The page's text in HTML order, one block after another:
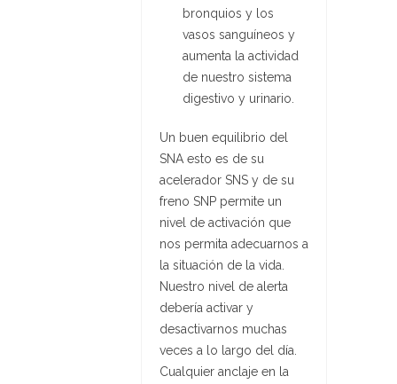
bronquios y los
vasos sanguíneos y
aumenta la actividad
de nuestro sistema
digestivo y urinario.
Un buen equilibrio del
SNA esto es de su
acelerador SNS y de su
freno SNP permite un
nivel de activación que
nos permita adecuarnos a
la situación de la vida.
Nuestro nivel de alerta
debería activar y
desactivarnos muchas
veces a lo largo del día.
Cualquier anclaje en la